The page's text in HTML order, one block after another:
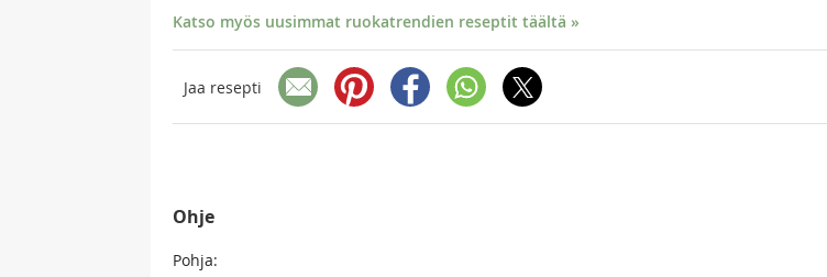
Katso myös uusimmat ruokatrendien reseptit täältä »
Jaa resepti
Ohje
Pohja: